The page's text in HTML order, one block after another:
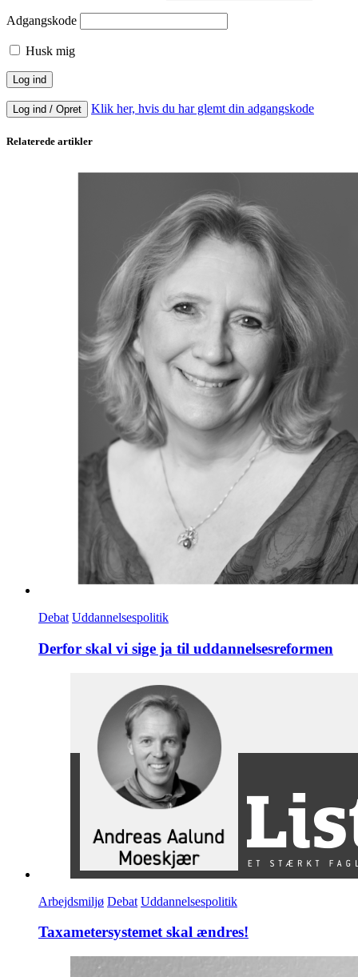
Adgangskode
Husk mig
Log ind / Opret Klik her, hvis du har glemt din adgangskode
Relaterede artikler
Debat Uddannelsespolitik
Derfor skal vi sige ja til uddannelsesreformen
Arbejdsmiljø Debat Uddannelsespolitik
Taxametersystemet skal ændres!